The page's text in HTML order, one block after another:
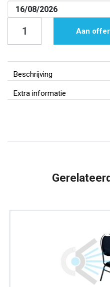
|
Design
Aan
Beschrijving
Extra informatie